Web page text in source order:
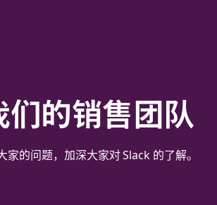
们的销售团队
家的问题，加深大家对 Slack 的了解。